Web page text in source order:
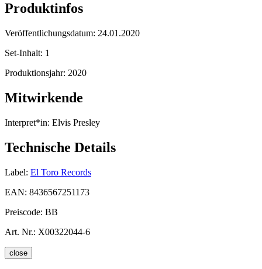
Produktinfos
Veröffentlichungsdatum: 24.01.2020
Set-Inhalt: 1
Produktionsjahr: 2020
Mitwirkende
Interpret*in: Elvis Presley
Technische Details
Label: El Toro Records
EAN: 8436567251173
Preiscode: BB
Art. Nr.: X00322044-6
close